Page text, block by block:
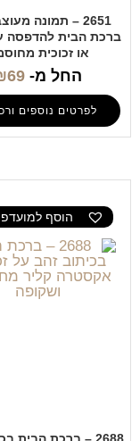
2651 – תמונה
ברכת הבית להדפסה
או זכוכית
החל מ- 69
לפרטים נוספים
הוסף